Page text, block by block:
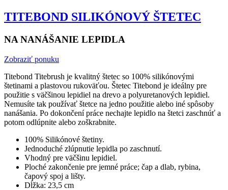
TITEBOND SILIKÓNOVÝ ŠTETEC
NA NANÁŠANIE LEPIDLA
Zobraziť ponuku
Titebond Titebrush je kvalitný štetec so 100% silikónovými
štetinami a plastovou rukoväťou. Štetec Titebond je ideálny pre
použitie s väčšinou lepidiel na drevo a polyuretanových lepidiel.
Nemusíte tak používať štetce na jedno použitie alebo iné spôsoby
nanášania. Po dokončení práce nechajte lepidlo na štetci zaschnúť a
potom odlúpnite alebo zoškrabnite.
100% Silikónové štetiny.
Jednoduché zlúpnutie lepidla po zaschnutí.
Vhodný pre väčšinu lepidiel.
Ploché zakončenie pre jemné práce; čap a dlab, rybina,
čapový spoj a lišty.
Dĺžka: 23,5 cm